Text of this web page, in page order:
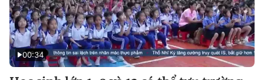
00:34